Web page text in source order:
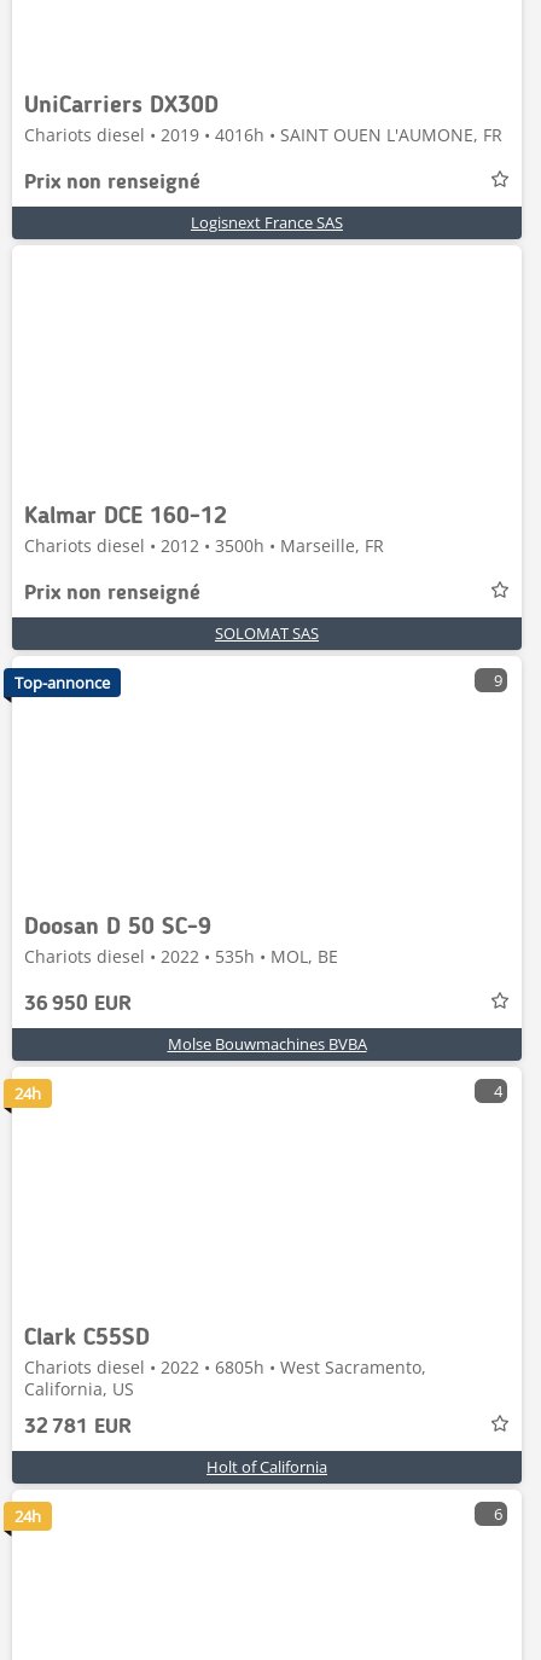
UniCarriers DX30D
Chariots diesel • 2019 • 4016h • SAINT OUEN L'AUMONE, FR
Prix non renseigné
Logisnext France SAS
Kalmar DCE 160-12
Chariots diesel • 2012 • 3500h • Marseille, FR
Prix non renseigné
SOLOMAT SAS
9
Doosan D 50 SC-9
Chariots diesel • 2022 • 535h • MOL, BE
36 950 EUR
Molse Bouwmachines BVBA
Top-annonce
4
Clark C55SD
Chariots diesel • 2022 • 6805h • West Sacramento,
California, US
32 781 EUR
Holt of California
24h
6
24h